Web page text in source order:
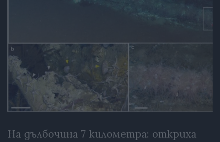
На дълбочина 7 километра: откриха